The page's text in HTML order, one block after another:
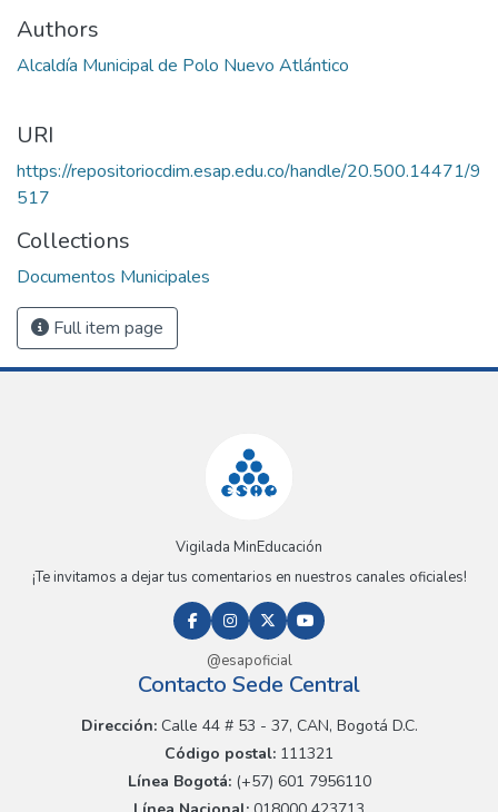
Authors
Alcaldía Municipal de Polo Nuevo Atlántico
URI
https://repositoriocdim.esap.edu.co/handle/20.500.14471/9
517
Collections
Documentos Municipales
Full item page
Vigilada MinEducación
¡Te invitamos a dejar tus comentarios en nuestros canales oficiales!
@esapoficial
Contacto Sede Central
Dirección:Calle 44 # 53 - 37, CAN, Bogotá D.C.
Código postal: 111321
Línea Bogotá:(+57) 601 7956110